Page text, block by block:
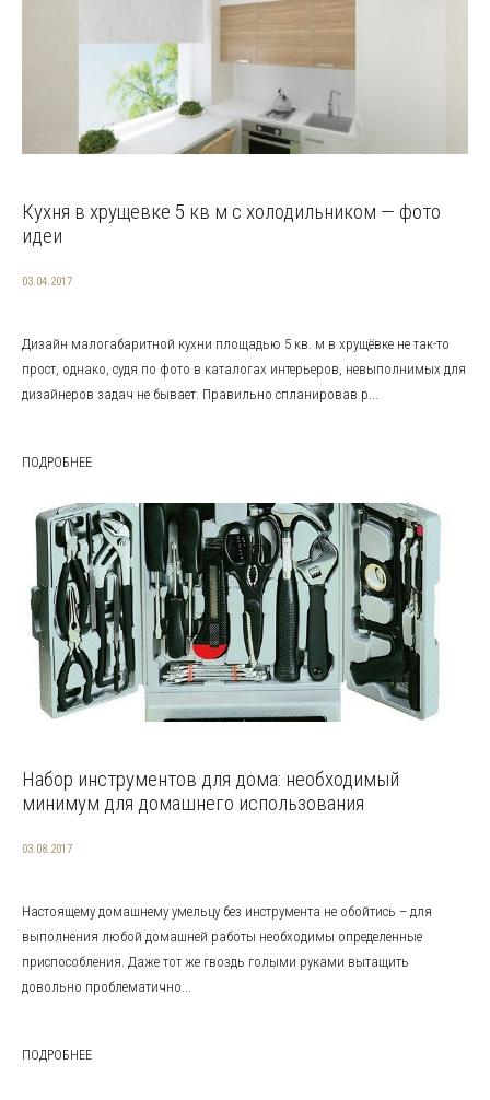
Кухня в хрущевке 5 кв м с холодильником — фото
идеи
03.04.2017
Дизайн малогабаритной кухни площадью 5 кв. м в хрущёвке не так-то
прост, однако, судя по фото в каталогах интерьеров, невыполнимых для
дизайнеров задач не бывает. Правильно спланировав р...
ПОДРОБНЕЕ
Набор инструментов для дома: необходимый
минимум для домашнего использования
03.08.2017
Настоящему домашнему умельцу без инструмента не обойтись – для
выполнения любой домашней работы необходимы определенные
приспособления. Даже тот же гвоздь голыми руками вытащить
довольно проблематично...
ПОДРОБНЕЕ